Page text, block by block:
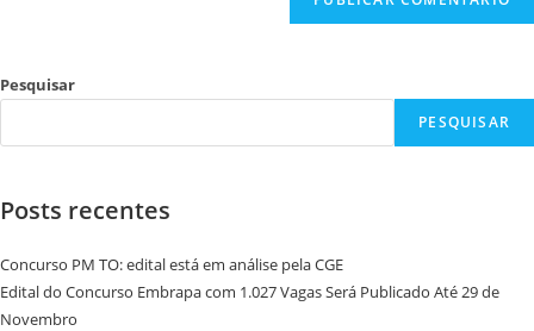
Pesquisar
PESQUISAR
Posts recentes
Concurso PM TO: edital está em análise pela CGE
Edital do Concurso Embrapa com 1.027 Vagas Será Publicado Até 29 de
Novembro